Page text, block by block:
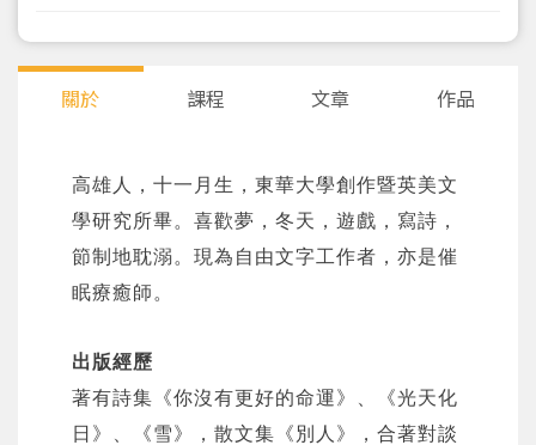
關於 課程 文章 作品
高雄人，十一月生，東華大學創作暨英美文
學研究所畢。喜歡夢，冬天，遊戲，寫詩，
節制地耽溺。現為自由文字工作者，亦是催
眠療癒師。
出版經歷
著有詩集 《你沒有更好的命運》
《光天化
日》
《雪》 ，散文集 《別人》
，合著對談